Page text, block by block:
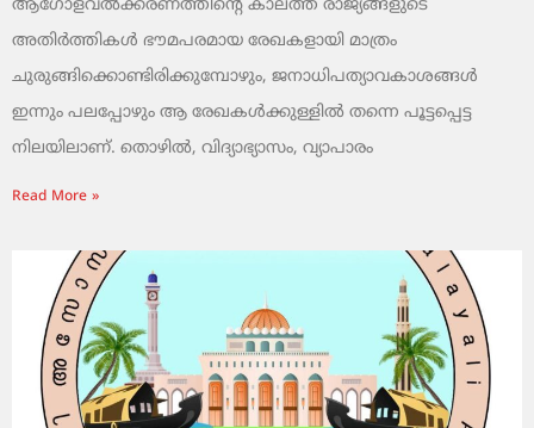
ആഗോളവൽക്കരണത്തിന്റെ കാലത്ത് രാജ്യങ്ങളുടെ
അതിർത്തികൾ ഭൗമപരമായ രേഖകളായി മാത്രം
ചുരുങ്ങിക്കൊണ്ടിരിക്കുമ്പോഴും, ജനാധിപത്യാവകാശങ്ങൾ
ഇന്നും പലപ്പോഴും ആ രേഖകൾക്കുള്ളിൽ തന്നെ പൂട്ടപ്പെട്ട
നിലയിലാണ്. തൊഴിൽ, വിദ്യാഭ്യാസം, വ്യാപാരം
Read More »